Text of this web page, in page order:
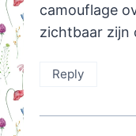
camouflage
zichtbaar zijn
Reply